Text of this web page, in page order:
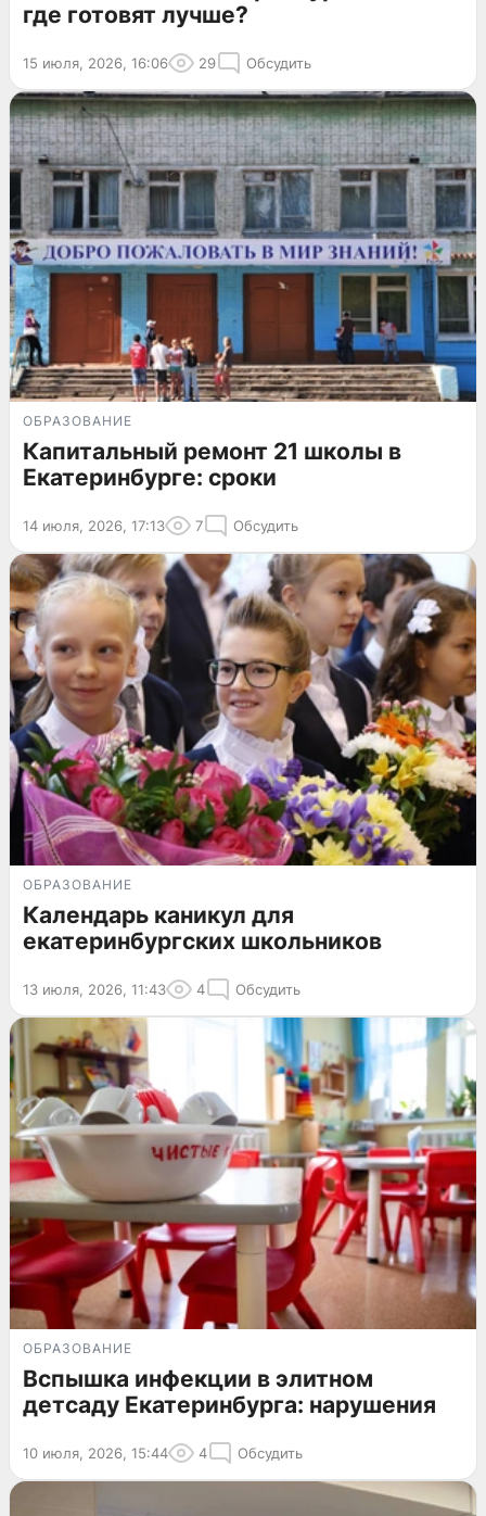
где готовят лучше?
15 июля, 2026, 16:06 29 Обсудить
ОБРАЗОВАНИЕ
Капитальный ремонт 21 школы в
Екатеринбурге: сроки
14 июля, 2026, 17:13 7 Обсудить
ОБРАЗОВАНИЕ
Календарь каникул для
екатеринбургских школьников
13 июля, 2026, 11:43 4 Обсудить
ОБРАЗОВАНИЕ
Вспышка инфекции в элитном
детсаду Екатеринбурга: нарушения
10 июля, 2026, 15:44 4 Обсудить